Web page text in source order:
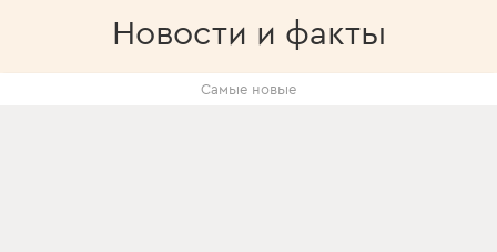
Новости и факты
Самые новые